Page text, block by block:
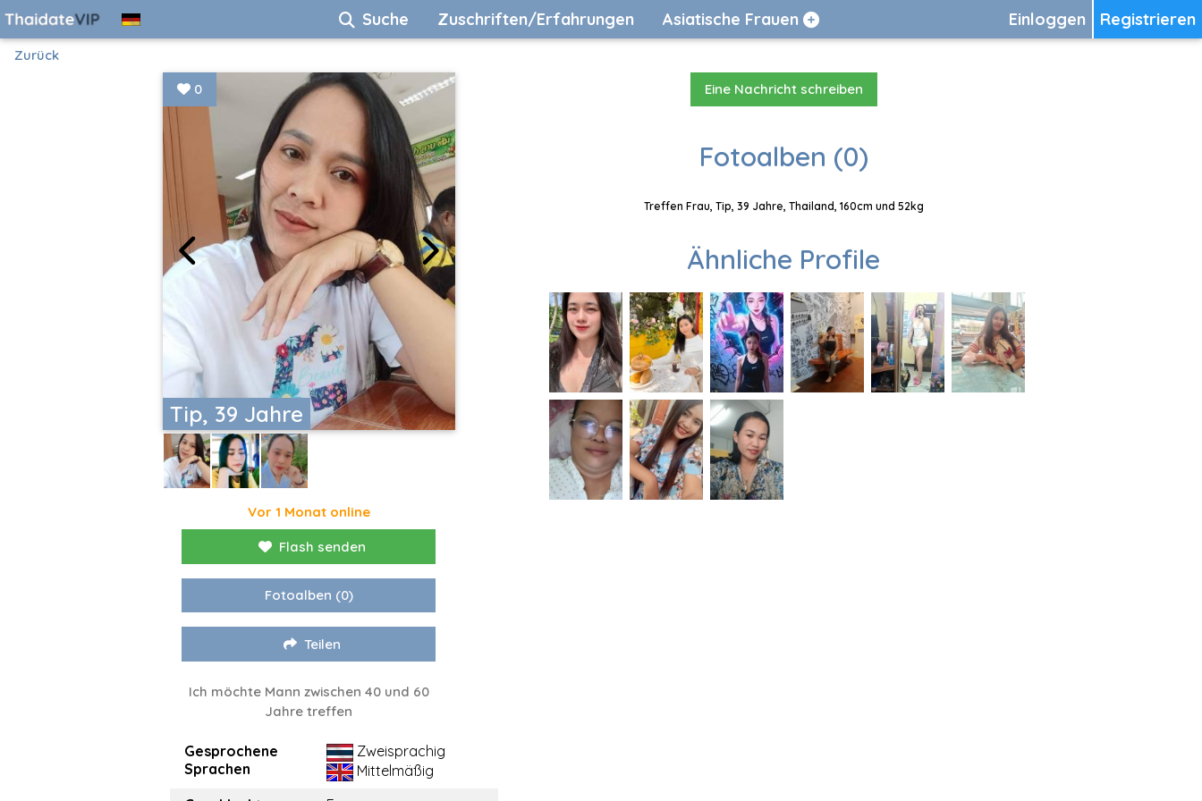
Registrieren
Einloggen
Suche Zuschriften/Erfahrungen Asiatische Frauen
Zurück
Tip, 39 Jahre
0
Vor 1 Monat online
Flash senden
Fotoalben (0)
Teilen
Ich möchte Mann zwischen 40 und 60
Jahre treffen
Gesprochene
Sprachen
Zweisprachig
Mittelmäßig
Eine Nachricht schreiben
Fotoalben (0)
Treffen Frau, Tip, 39 Jahre, Thailand, 160cm und 52kg
Ähnliche Profile